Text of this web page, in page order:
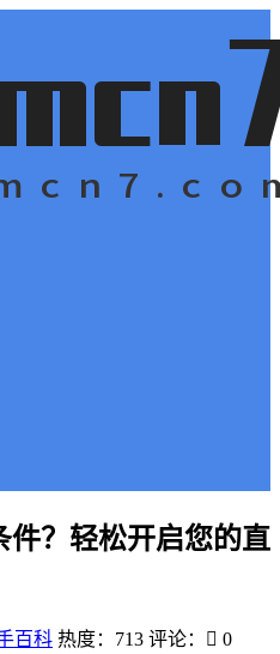
件？轻松开启您的直
百科 热度：713 评论： 0